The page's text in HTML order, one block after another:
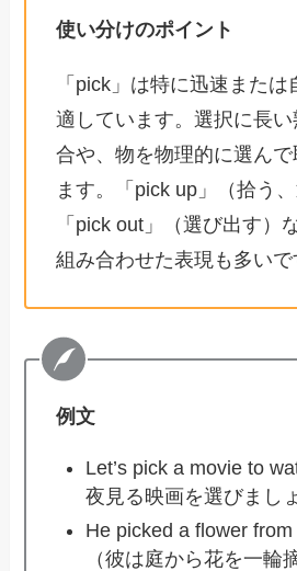
使い分けのポイント
「pick」は特に迅速また
適しています。選択に長
合や、物を物理的に選ん
ます。「pick up」（拾う
「pick out」（選び出す）
組み合わせた表現も多いで
例文
Let’s pick a movie to
夜見る映画を選びまし
He picked a flower
（彼は庭から花を一輪